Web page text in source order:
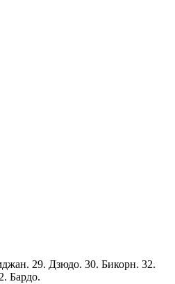
29. Дзюдо. 30. Бикорн. 32.
Бардо.